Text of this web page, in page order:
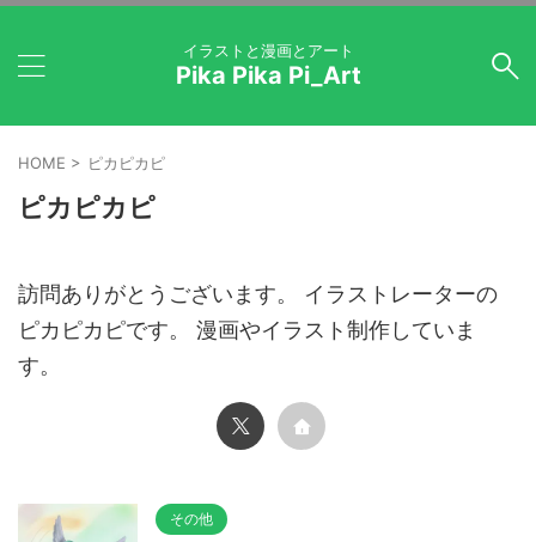
イラストと漫画とアート
Pika Pika Pi_Art
HOME > ピカピカピ
ピカピカピ
訪問ありがとうございます。 イラストレーターの
ピカピカピです。 漫画やイラスト制作していま
す。
その他